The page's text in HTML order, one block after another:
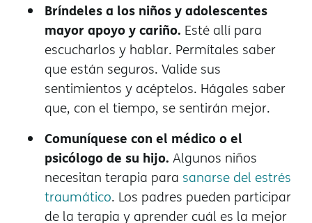
Bríndeles a los niños y adolescentes
mayor apoyo y cariño. Esté allí para
escucharlos y hablar. Permítales saber
que están seguros. Valide sus
sentimientos y acéptelos. Hágales saber
que, con el tiempo, se sentirán mejor.
Comuníquese con el médico o el
psicólogo de su hijo. Algunos niños
necesitan terapia para sanarse del estrés
traumático. Los padres pueden participar
de la terapia y aprender cuál es la mejor